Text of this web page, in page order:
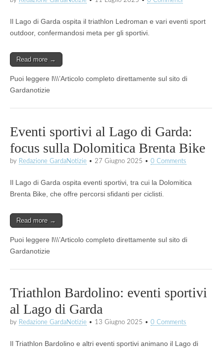
Il Lago di Garda ospita il triathlon Ledroman e vari eventi sport
outdoor, confermandosi meta per gli sportivi.
Read more →
Puoi leggere l\\\’Articolo completo direttamente sul sito di
Gardanotizie
Eventi sportivi al Lago di Garda:
focus sulla Dolomitica Brenta Bike
by Redazione GardaNotizie • 27 Giugno 2025 • 0 Comments
Il Lago di Garda ospita eventi sportivi, tra cui la Dolomitica
Brenta Bike, che offre percorsi sfidanti per ciclisti.
Read more →
Puoi leggere l\\\’Articolo completo direttamente sul sito di
Gardanotizie
Triathlon Bardolino: eventi sportivi
al Lago di Garda
by Redazione GardaNotizie • 13 Giugno 2025 • 0 Comments
Il Triathlon Bardolino e altri eventi sportivi animano il Lago di